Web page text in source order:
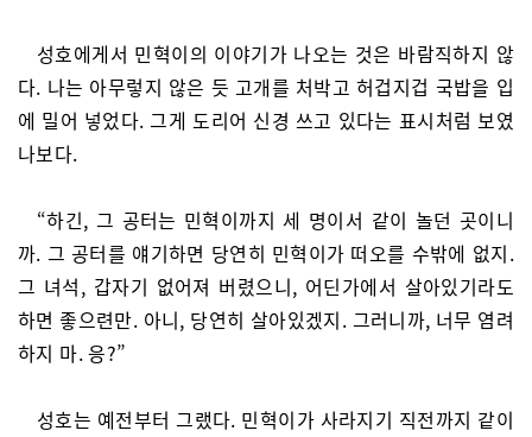
성호에게서 민혁이의 이야기가 나오는 것은 바람직하지 않
다. 나는 아무렇지 않은 듯 고개를 처박고 허겁지겁 국밥을 입
에 밀어 넣었다. 그게 도리어 신경 쓰고 있다는 표시처럼 보였
나보다.
“하긴, 그 공터는 민혁이까지 세 명이서 같이 놀던 곳이니
까. 그 공터를 얘기하면 당연히 민혁이가 떠오를 수밖에 없지.
그 녀석, 갑자기 없어져 버렸으니, 어딘가에서 살아있기라도
하면 좋으련만. 아니, 당연히 살아있겠지. 그러니까, 너무 염려
하지 마. 응?”
성호는 예전부터 그랬다. 민혁이가 사라지기 직전까지 같이